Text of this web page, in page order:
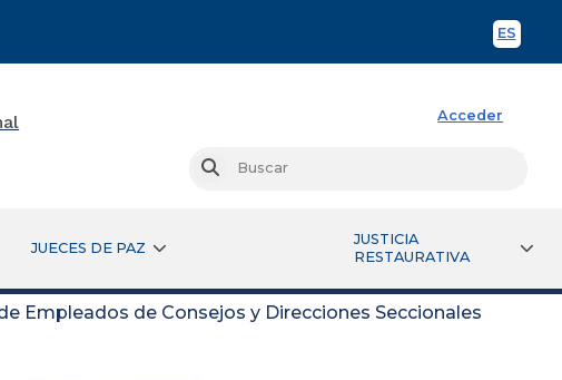
ES
Acceder
Buscar
JUECES DE PAZ
JUSTICIA
RESTAURATIVA
Empleados de Consejos y Direcciones Seccionales